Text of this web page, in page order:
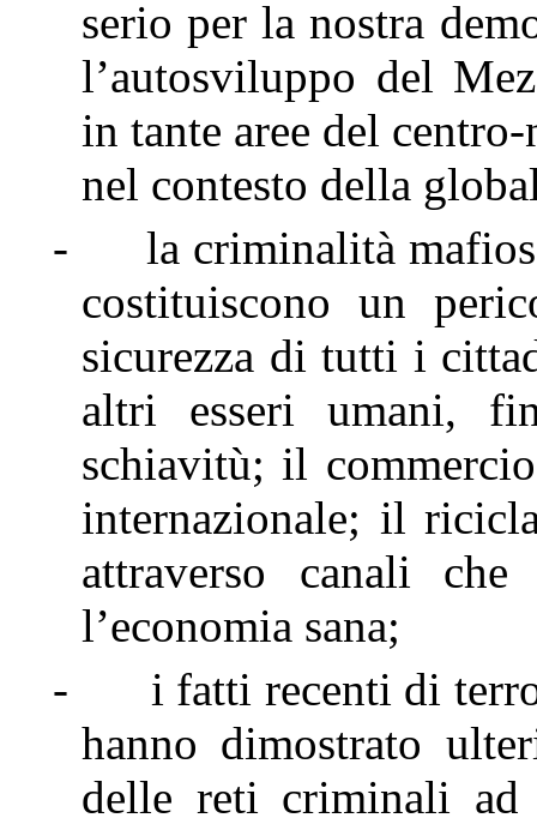
serio per la nostra
l’autosviluppo del
in tante aree del
nel contesto della
-
la criminalità
costituiscono un
sicurezza di tutti i
altri esseri umani,
schiavitù; il
internazionale; il
attraverso canali
l’economia sana;
-
i fatti recenti di
hanno dimostrato
delle reti criminali ad